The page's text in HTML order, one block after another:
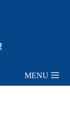
MENU